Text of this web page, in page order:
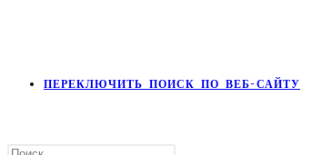
ПЕРЕКЛЮЧИТЬ ПОИСК ПО ВЕБ-САЙТУ